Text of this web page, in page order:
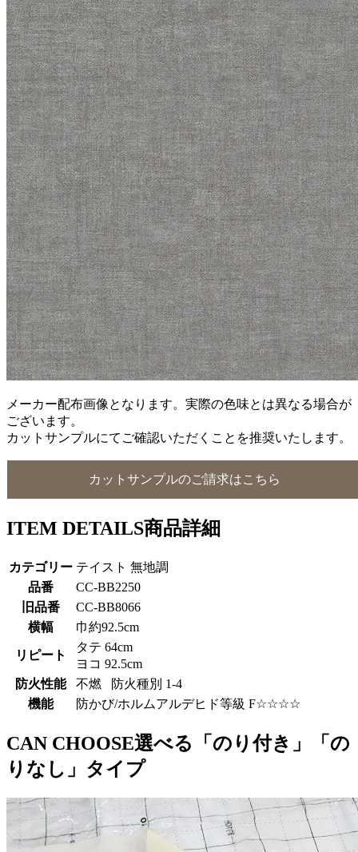
メーカー配布画像となります。実際の色味とは異なる場合が
ございます。
カットサンプルにてご確認いただくことを推奨いたします。
カットサンプルのご請求はこちら
ITEM DETAILS商品詳細
カテゴリー テイスト 無地調
品番
CC-BB2250
旧品番
CC-BB8066
横幅
巾約92.5cm
リピート
タテ 64cm
ヨコ 92.5cm
防火性能
不燃 防火種別 1-4
機能
防かび/ホルムアルデヒド等級 F☆☆☆☆
CAN CHOOSE選べる「のり付き」「の
りなし」タイプ